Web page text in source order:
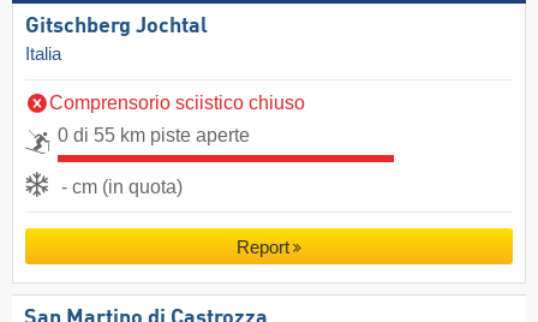
Gitschberg Jochtal
Italia
Comprensorio sciistico chiuso
0 di 55 km piste aperte
- cm (in quota)
Report